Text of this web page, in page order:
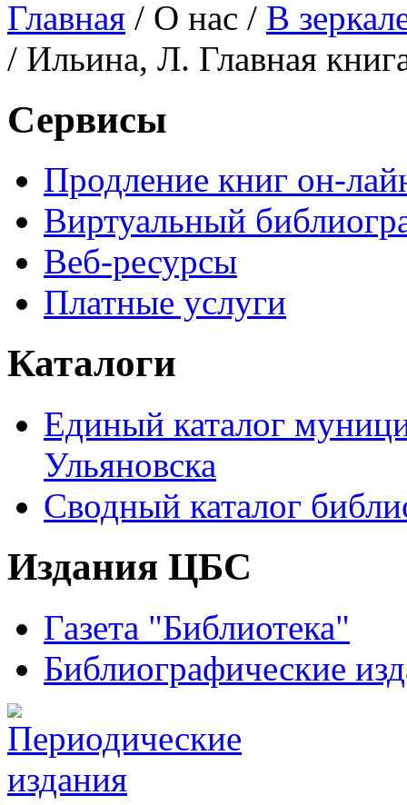
Главная / О нас / В
/ Ильина, Л. Главная
Сервисы
Продление книг он-
Виртуальный
Веб-ресурсы
Платные услуги
Каталоги
Единый каталог
Ульяновска
Сводный каталог
Издания ЦБС
Газета "Библиотека"
Библиографические